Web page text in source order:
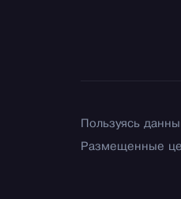
Пользуясь
Размещенные